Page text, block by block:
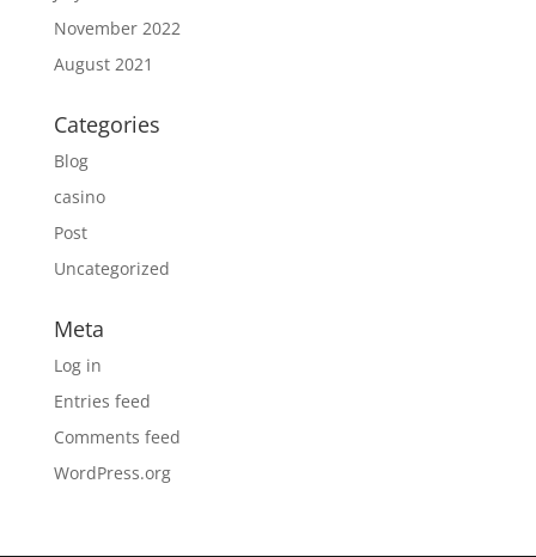
November 2022
August 2021
Categories
Blog
casino
Post
Uncategorized
Meta
Log in
Entries feed
Comments feed
WordPress.org